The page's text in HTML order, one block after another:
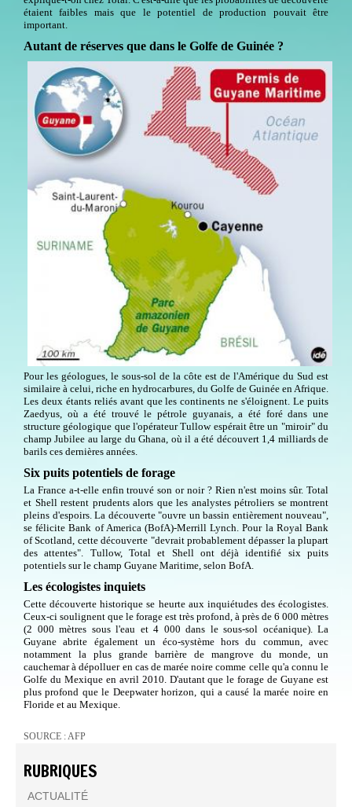
étaient faibles mais que le potentiel de production pouvait être
important.
Autant de réserves que dans le Golfe de Guinée ?
Pour les géologues, le sous-sol de la côte est de l'Amérique du Sud est
similaire à celui, riche en hydrocarbures, du Golfe de Guinée en Afrique.
Les deux étants reliés avant que les continents ne s'éloignent. Le puits
Zaedyus, où a été trouvé le pétrole guyanais, a été foré dans une
structure géologique que l'opérateur Tullow espérait être un "miroir" du
champ Jubilee au large du Ghana, où il a été découvert 1,4 milliards de
barils ces dernières années.
Six puits potentiels de forage
La France a-t-elle enfin trouvé son or noir ? Rien n'est moins sûr. Total
et Shell restent prudents alors que les analystes pétroliers se montrent
pleins d'espoirs. La découverte "ouvre un bassin entièrement nouveau",
se félicite Bank of America (BofA)-Merrill Lynch. Pour la Royal Bank
of Scotland, cette découverte "devrait probablement dépasser la plupart
des attentes". Tullow, Total et Shell ont déjà identifié six puits
potentiels sur le champ Guyane Maritime, selon BofA.
Les écologistes inquiets
Cette découverte historique se heurte aux inquiétudes des écologistes.
Ceux-ci soulignent que le forage est très profond, à près de 6 000 mètres
(2 000 mètres sous l'eau et 4 000 dans le sous-sol océanique). La
Guyane abrite également un éco-système hors du commun, avec
notamment la plus grande barrière de mangrove du monde, un
cauchemar à dépolluer en cas de marée noire comme celle qu'a connu le
Golfe du Mexique en avril 2010. D'autant que le forage de Guyane est
plus profond que le Deepwater horizon, qui a causé la marée noire en
Floride et au Mexique.
SOURCE : AFP
RUBRIQUES
ACTUALITÉ